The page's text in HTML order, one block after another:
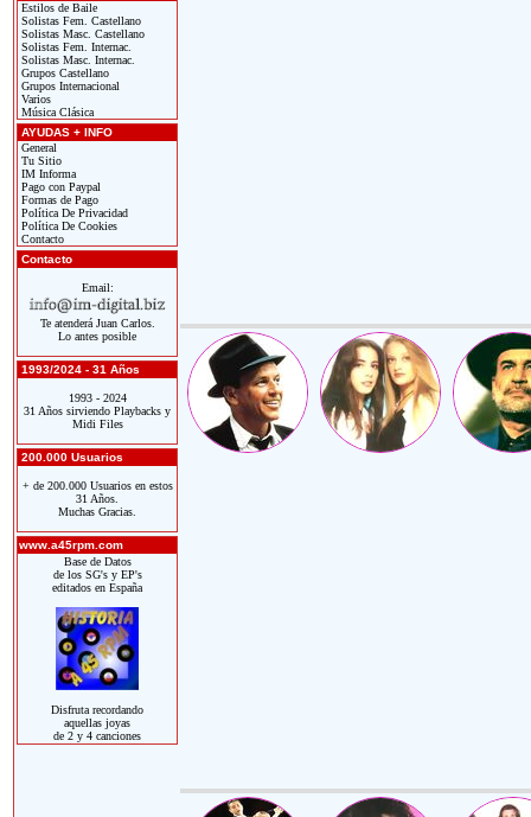
Estilos de Baile
Solistas Fem. Castellano
Solistas Masc. Castellano
Solistas Fem. Internac.
Solistas Masc. Internac.
Grupos Castellano
Grupos Internacional
Varios
Música Clásica
AYUDAS + INFO
General
Tu Sitio
IM Informa
Pago con Paypal
Formas de Pago
Política De Privacidad
Política De Cookies
Contacto
Contacto
Email:
Te atenderá Juan Carlos.
Lo antes posible
1993/2024 - 31 Años
1993 - 2024
31 Años sirviendo Playbacks y
Midi Files
200.000 Usuarios
+ de 200.000 Usuarios en estos
31 Años.
Muchas Gracias.
www.a45rpm.com
Base de Datos
de los SG's y EP's
editados en España
Disfruta recordando
aquellas joyas
de 2 y 4 canciones